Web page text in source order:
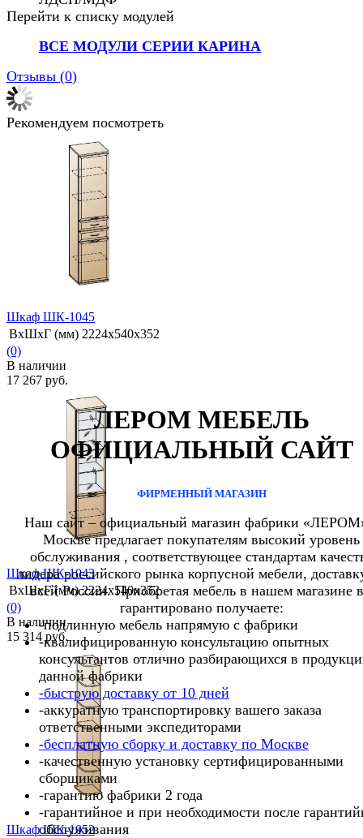
Перейти к списку модулей
ВСЕ МОДУЛИ СЕРИИ КАРИНА
Отзывы (0)
Рекомендуем посмотреть
сравнить
Шкаф ШК-1045
ВхШхГ (мм) 2224х540х352
(0)
В наличии
17 267 руб.
избранное сравнить
Шкаф ШК-1043
ВхШхГ (мм) 2224х540х352
(0)
В наличии
15 314 руб.
Шкаф ШК-1052
ЛЕРОМ МЕБЕЛЬ
ОФИЦИАЛЬНЫЙ САЙТ
ФИРМЕННЫЙ МАГАЗИН
Наш сайт – официальный магазин фабрики
Москве предлагает покупателям высокий уровень
обслуживания , соответствующее стандартам
лидера российского рынка корпусной мебели,
всей России. Приобретая мебель в нашем магазине
гарантировано получаете:
-подлинную мебель напрямую с фабрики
-квалифицированную консультацию опытных
консультантов отлично разбирающихся в
данной фабрики
-быструю доставку от 10 дней
-аккуратную транспортировку вашего заказа
ответственными экспедиторами
-бесплатную сборку и доставку по Москве
-качественную установку сертифицированными
сборщиками
-гарантию фабрики 2 года
-гарантийное и при необходимости после
обслуживания